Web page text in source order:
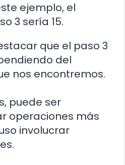
ejemplo, el
3 sería 15.
que el paso 3
del
nos encontremos.
puede ser
operaciones más
involucrar